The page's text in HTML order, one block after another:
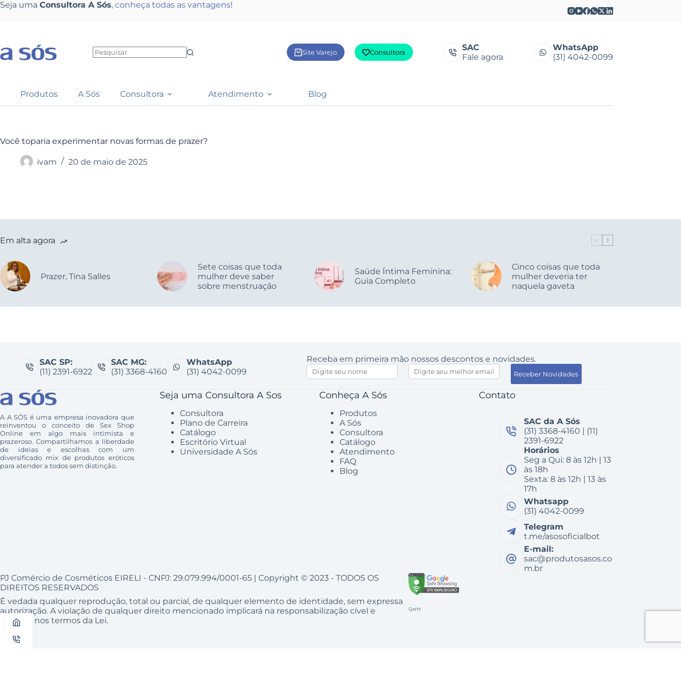
Seja uma Consultora A Sós, conheça todas as vantagens!
Site Varejo Consultora
SAC
Fale agora
WhatsApp
(31) 4042-0099
Produtos A Sós Consultora Atendimento Blog
Você toparia experimentar novas formas de prazer?
ivam 20 de maio de 2025
Em alta agora
Prazer, Tina Salles
Sete coisas que toda
mulher deve saber
sobre menstruação
Saúde Íntima Feminina:
Guia Completo
Cinco coisas que toda
mulher deveria ter
naquela gaveta
SAC SP:
(11) 2391-6922
SAC MG:
(31) 3368-4160
WhatsApp
(31) 4042-0099
Receba em primeira mão nossos descontos e novidades.
A A SÓS é uma empresa inovadora que
reinventou o conceito de Sex Shop
Online em algo mais intimista e
prazeroso. Compartilhamos a liberdade
de ideias e escolhas com um
diversificado mix de produtos eróticos
para atender a todos sem distinção.
Seja uma Consultora A Sos
Consultora
Plano de Carreira
Catálogo
Escritório Virtual
Universidade A Sós
Conheça A Sós
Produtos
A Sós
Consultora
Catálogo
Atendimento
FAQ
Blog
Contato
SAC da A Sós
(31) 3368-4160 | (11)
2391-6922
Horários
Seg a Qui: 8 às 12h | 13
às 18h
Sexta: 8 às 12h | 13 às
17h
Whatsapp
(31) 4042-0099
Telegram
t.me/asosoficialbot
E-mail:
sac@produtosasos.co
m.br
PJ Comércio de Cosméticos EIRELI - CNPJ: 29.079.994/0001-65 | Copyright © 2023 - TODOS OS
DIREITOS RESERVADOS
É vedada qualquer reprodução, total ou parcial, de qualquer elemento de identidade, sem expressa
autorização. A violação de qualquer direito mencionado implicará na responsabilização cível e
criminal nos termos da Lei.
Qartt